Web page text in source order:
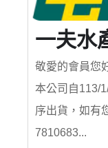
一夫水
敬愛的會員您
本公司自113/
序出貨，如有
7810683...